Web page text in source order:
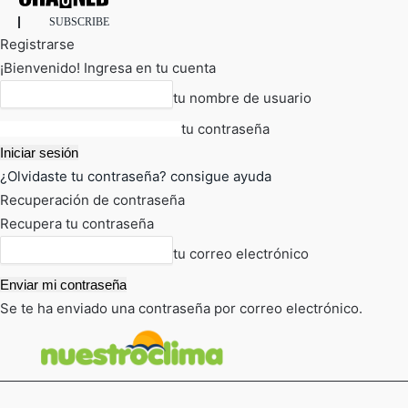
SUBSCRIBE
Registrarse
¡Bienvenido! Ingresa en tu cuenta
tu nombre de usuario
tu contraseña
¿Olvidaste tu contraseña? consigue ayuda
Recuperación de contraseña
Recupera tu contraseña
tu correo electrónico
Se te ha enviado una contraseña por correo electrónico.